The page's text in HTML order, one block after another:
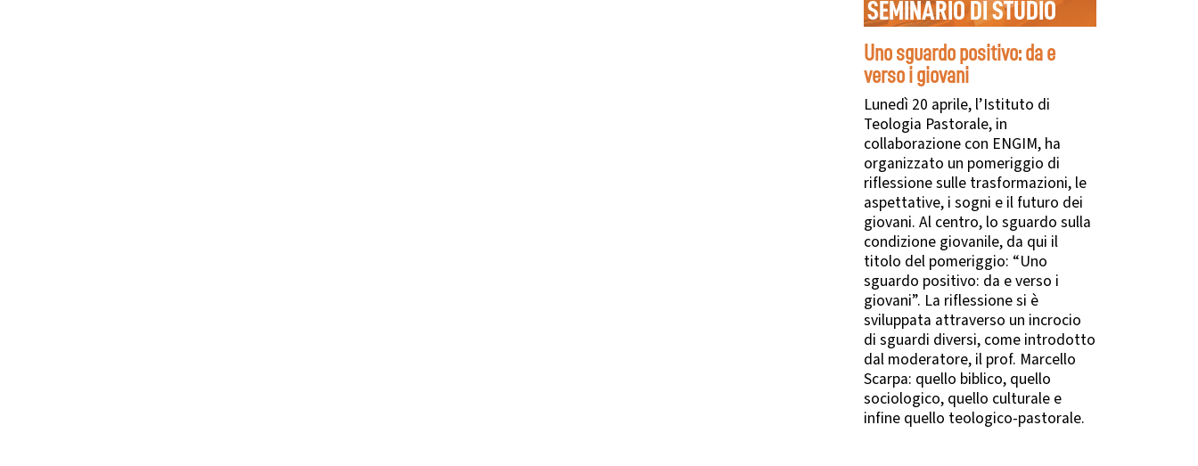
SEMINARIO DI STUDIO
Uno sguardo positivo: da e
verso i giovani
Lunedì 20 aprile, l’Istituto di
Teologia Pastorale, in
collaborazione con ENGIM, ha
organizzato un pomeriggio di
riflessione sulle trasformazioni, le
aspettative, i sogni e il futuro dei
giovani. Al centro, lo sguardo sulla
condizione giovanile, da qui il
titolo del pomeriggio: “Uno
sguardo positivo: da e verso i
giovani”. La riflessione si è
sviluppata attraverso un incrocio
di sguardi diversi, come introdotto
dal moderatore, il prof. Marcello
Scarpa: quello biblico, quello
sociologico, quello culturale e
infine quello teologico-pastorale.